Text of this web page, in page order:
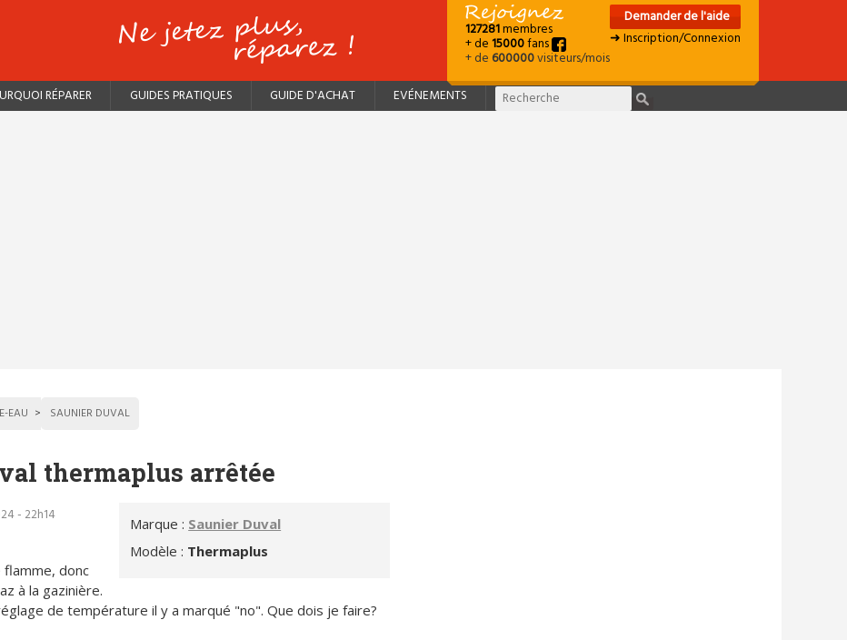
127281membres
+ de15000fans
+ de600000visiteurs/mois
Demander de l'aide
➜ Inscription/Connexion
RÉPARER GUIDES PRATIQUES GUIDE D'ACHAT EVÉNEMENTS
EAU SAUNIER DUVAL
thermaplus arrêtée
Marque : Saunier Duval
Modèle : Thermaplus
- 22h14
flamme, donc
à la gazinière.
de température il y a marqué "no". Que dois je faire?